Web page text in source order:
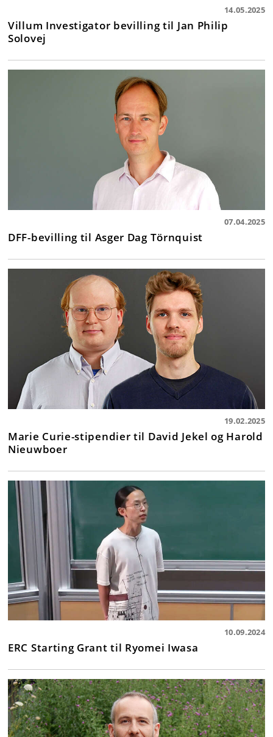
14.05.2025
Villum Investigator bevilling til Jan Philip
Solovej
07.04.2025
DFF-bevilling til Asger Dag Törnquist
19.02.2025
Marie Curie-stipendier til David Jekel og Harold
Nieuwboer
10.09.2024
ERC Starting Grant til Ryomei Iwasa